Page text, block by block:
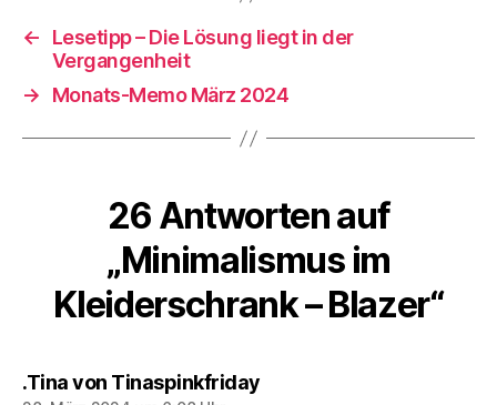
←
Lesetipp – Die Lösung liegt in der
Vergangenheit
→
Monats-Memo März 2024
26 Antworten auf
„Minimalismus im
Kleiderschrank – Blazer“
.Tina von Tinaspinkfridaysagt: